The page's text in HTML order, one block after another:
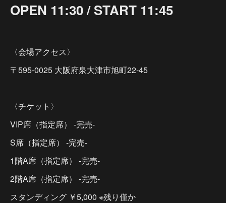
OPEN 11:30 / START 11:45
〈会場アクセス〉
〒595-0025 大阪府泉大津市旭町22-45
〈チケット〉
VIP席（指定席） -完売-
S席（指定席） -完売-
1階A席（指定席） -完売-
2階A席（指定席） -完売-
スタンディング ￥5,000 ※残り僅か